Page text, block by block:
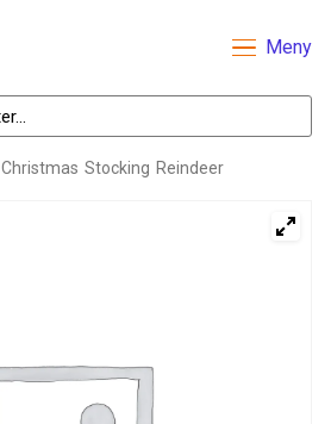
Meny
Christmas Stocking Reindeer